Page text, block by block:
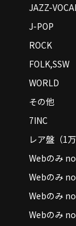
JAZZ-
J-POP
ROCK
FOLK,SSW
WORLD
その他
7INC
レア盤（1万
Webのみ
Webのみ
Webのみ
Webのみ